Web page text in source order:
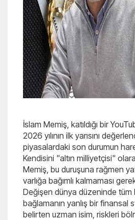
İslam Memiş, katıldığı bir
2026 yılının ilk yarısını
piyasalardaki son durumun
Kendisini "altın milliyetçisi"
Memiş, bu duruşuna rağmen
varlığa bağımlı kalmaması
Değişen dünya düzeninde tüm
bağlamanın yanlış bir finansal
belirten uzman isim, riskleri